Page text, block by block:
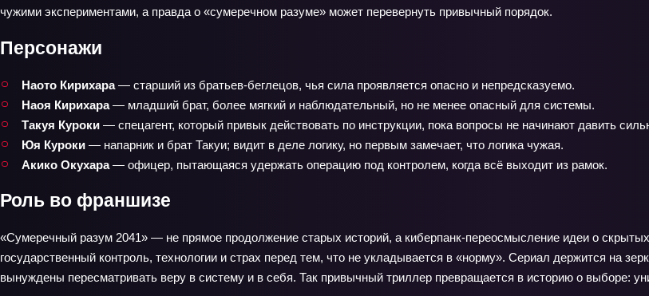
чужими экспериментами, а правда о «сумеречном разуме» может перевернуть привычный порядок.
Персонажи
Наото Кирихара— старший из братьев-беглецов, чья сила проявляется опасно и непредсказуемо.
Наоя Кирихара— младший брат, более мягкий и наблюдательный, но не менее опасный для системы.
Такуя Куроки — спецагент, который привык действовать по инструкции, пока вопросы не начинают давить
Юя Куроки — напарник и брат Такуи; видит в деле логику, но первым замечает, что логика чужая.
Акико Окухара— офицер, пытающаяся удержать операцию под контролем, когда всё выходит из рамок.
Роль во франшизе
«Сумеречный разум 2041» — не прямое продолжение старых историй, а киберпанк‑переосмысление идеи о
государственный контроль, технологии и страх перед тем, что не укладывается в «норму». Сериал держится на
вынуждены пересматривать веру в систему и в себя. Так привычный триллер превращается в историю о выборе: